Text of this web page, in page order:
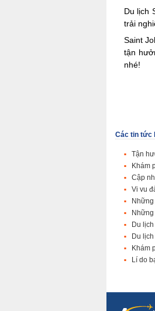
Du lịch
trải
Saint
tận
nhé!
Các tin tức
Tận
Khám
Cập
Vi vu
Du
Du
Khám
Lí do